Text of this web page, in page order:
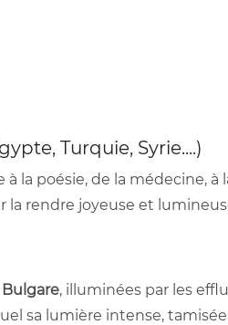
Turquie, Syrie....)
la poésie, de la médecine, à
la rendre joyeuse et
, illuminées par les
sa lumière intense,